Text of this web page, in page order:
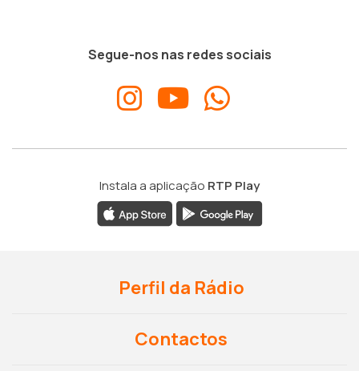
Segue-nos nas redes sociais
Instala a aplicação RTP Play
Perfil da Rádio
Contactos